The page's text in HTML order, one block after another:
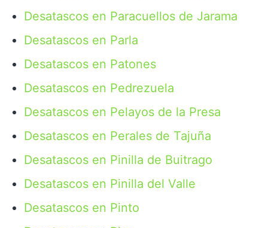
Desatascos en Paracuellos de Jarama
Desatascos en Parla
Desatascos en Patones
Desatascos en Pedrezuela
Desatascos en Pelayos de la Presa
Desatascos en Perales de Tajuña
Desatascos en Pinilla de Buitrago
Desatascos en Pinilla del Valle
Desatascos en Pinto